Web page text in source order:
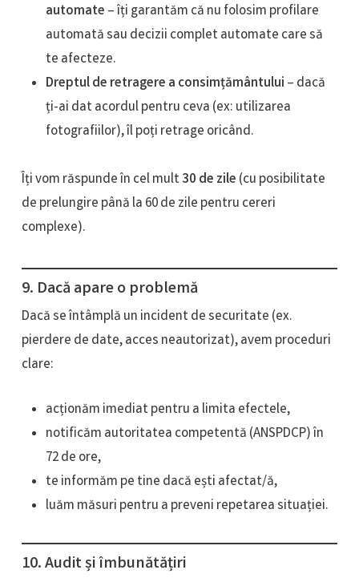
automate – îți garantăm că nu folosim profilare
automată sau decizii complet automate care să
te afecteze.
Dreptul de retragere a consimțământului – dacă
ți-ai dat acordul pentru ceva (ex: utilizarea
fotografiilor), îl poți retrage oricând.
Îți vom răspunde în cel mult30 de zile (cu posibilitate
de prelungire până la 60 de zile pentru cereri
complexe).
9. Dacă apare o problemă
Dacă se întâmplă un incident de securitate (ex.
pierdere de date, acces neautorizat), avem proceduri
clare:
acționăm imediat pentru a limita efectele,
notificăm autoritatea competentă (ANSPDCP) în
72 de ore,
te informăm pe tine dacă ești afectat/ă,
luăm măsuri pentru a preveni repetarea situației.
10. Audit și îmbunătățiri